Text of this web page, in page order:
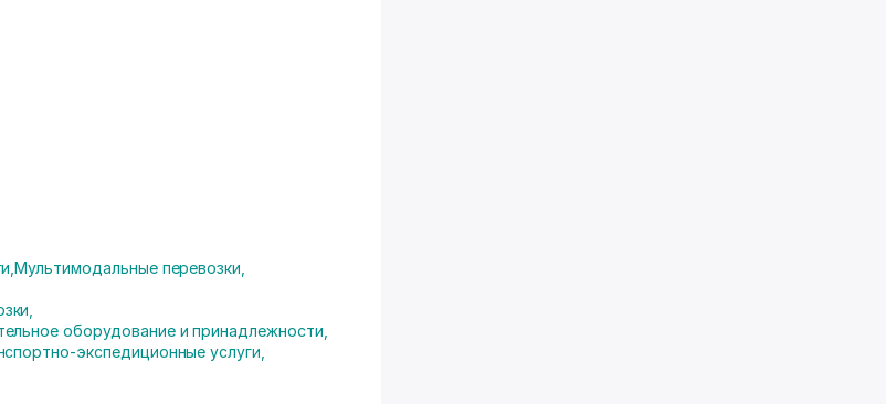
,Мультимодальные перевозки
оборудование и принадлежности
экспедиционные услуги